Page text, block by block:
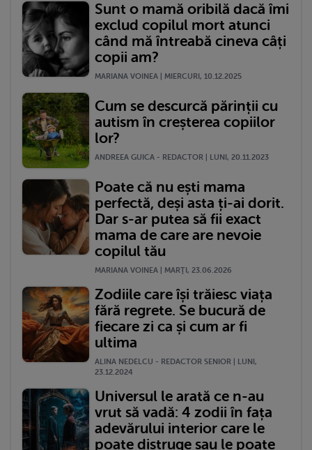
Sunt o mamă oribilă dacă îmi
exclud copilul mort atunci
când mă întreabă cineva câți
copii am?
MARIANA VOINEA | MIERCURI, 10.12.2025
Cum se descurcă părinții cu
autism în creșterea copiilor
lor?
ANDREEA GUICA - REDACTOR | LUNI, 20.11.2023
Poate că nu ești mama
perfectă, deși asta ți-ai dorit.
Dar s-ar putea să fii exact
mama de care are nevoie
copilul tău
MARIANA VOINEA | MARŢI, 23.06.2026
Zodiile care își trăiesc viața
fără regrete. Se bucură de
fiecare zi ca și cum ar fi
ultima
ALINA NEDELCU - REDACTOR SENIOR | LUNI,
23.12.2024
Universul le arată ce n-au
vrut să vadă: 4 zodii în fața
adevărului interior care le
poate distruge sau le poate